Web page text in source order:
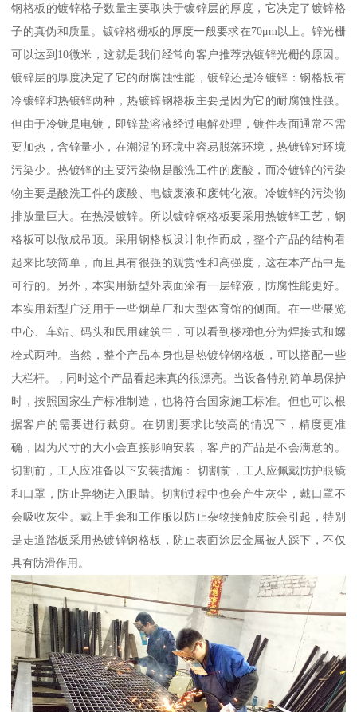
钢格板的镀锌格子数量主要取决于镀锌层的厚度，它决定了镀锌格
子的真伪和质量。镀锌格栅板的厚度一般要求在70μm以上。锌光栅
可以达到10微米，这就是我们经常向客户推荐热镀锌光栅的原因。
镀锌层的厚度决定了它的耐腐蚀性能，镀锌还是冷镀锌：钢格板有
冷镀锌和热镀锌两种，热镀锌钢格板主要是因为它的耐腐蚀性强。
但由于冷镀是电镀，即锌盐溶液经过电解处理，镀件表面通常不需
要加热，含锌量小，在潮湿的环境中容易脱落环境，热镀锌对环境
污染少。热镀锌的主要污染物是酸洗工件的废酸，而冷镀锌的污染
物主要是酸洗工件的废酸、电镀废液和废钝化液。冷镀锌的污染物
排放量巨大。在热浸镀锌。所以镀锌钢格板要采用热镀锌工艺，钢
格板可以做成吊顶。采用钢格板设计制作而成，整个产品的结构看
起来比较简单，而且具有很强的观赏性和高强度，这在本产品中是
可行的。另外，本实用新型外表面涂有一层锌液，防腐性能更好。
本实用新型广泛用于一些烟草厂和大型体育馆的侧面。在一些展览
中心、车站、码头和民用建筑中，可以看到楼梯也分为焊接式和螺
栓式两种。当然，整个产品本身也是热镀锌钢格板，可以搭配一些
大栏杆。 , 同时这个产品看起来真的很漂亮。当设备特别简单易保护
时，按照国家生产标准制造，也将符合国家施工标准。但也可以根
据客户的需要进行裁剪。在切割要求比较高的情况下，精度更准
确，因为尺寸的大小会直接影响安装，客户的产品是不会满意的。
切割前，工人应准备以下安装措施： 切割前，工人应佩戴防护眼镜
和口罩，防止异物进入眼睛。切割过程中也会产生灰尘，戴口罩不
会吸收灰尘。戴上手套和工作服以防止杂物接触皮肤会引起，特别
是走道踏板采用热镀锌钢格板，防止表面涂层金属被人踩下，不仅
具有防滑作用。